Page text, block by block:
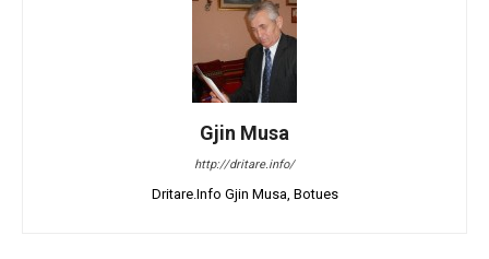
Gjin Musa
http://dritare.info/
Dritare.Info Gjin Musa, Botues